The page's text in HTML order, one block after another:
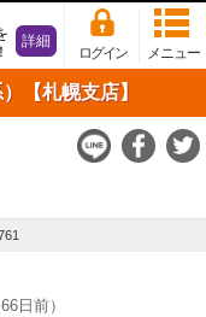
メニュー
ログイン
詳細
【札幌支店】
日前）